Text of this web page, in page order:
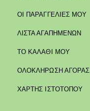
ΟΙ ΠΑΡΑΓΓΕΛΙΕΣ ΜΟΥ
ΛΙΣΤΑ ΑΓΑΠΗΜΕΝΩΝ
ΤΟ ΚΑΛΑΘΙ ΜΟΥ
ΟΛΟΚΛΗΡΩΣΗ ΑΓΟΡΑΣ
ΧΑΡΤΗΣ ΙΣΤΟΤΟΠΟΥ